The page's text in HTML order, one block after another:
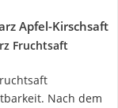
Apfel-Kirschsaft
Fruchtsaft
Nach dem